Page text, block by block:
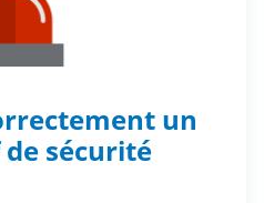
un
sécurité